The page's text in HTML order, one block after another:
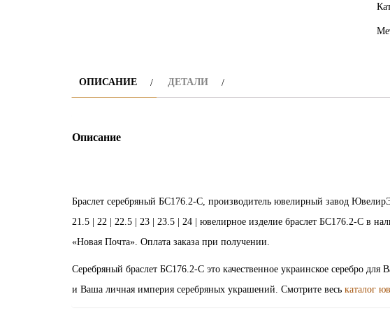
ОПИСАНИЕ ДЕТАЛИ
Описание
Браслет серебряный БС176.2-С, производитель ювелирный завод
21.5 | 22 | 22.5 | 23 | 23.5 | 24 | ювелирное изделие браслет БС176.2-С в
«Новая Почта». Оплата заказа при получении.
Серебряный браслет БС176.2-С это качественное украинское серебро
и Ваша личная империя серебряных украшений. Смотрите весь каталог